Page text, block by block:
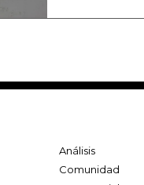
Análisis
Comunidad